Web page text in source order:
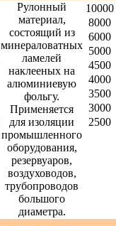
Рулонный
материал,
состоящий из
минераловатных
ламелей
наклееных на
алюминиевую
фольгу.
Применяется
для изоляции
промышленного
оборудования,
резервуаров,
воздуховодов,
трубопроводов
большого
диаметра.
10000
8000
6000
5000
4500
4000
3500
3000
2500